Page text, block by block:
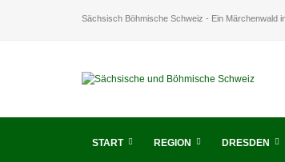
Sächsisch Böhmische Schweiz - Ein Märchenwald
START REGION DRESDEN